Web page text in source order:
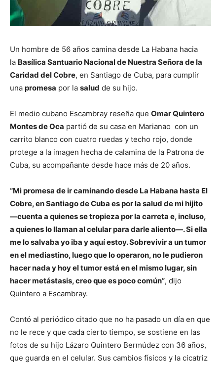
Un hombre de 56 años camina desde La Habana hacia
la Basílica Santuario Nacional de Nuestra Señora de la
Caridad del Cobre, en Santiago de Cuba, para cumplir
una promesa por la salud de su hijo.
El medio cubano Escambray reseña que Omar Quintero
Montes de Oca partió de su casa en Marianao con un
carrito blanco con cuatro ruedas y techo rojo, donde
protege a la imagen hecha de calamina de la Patrona de
Cuba, su acompañante desde hace más de 20 años.
“Mi promesa de ir caminando desde La Habana hasta El
Cobre, en Santiago de Cuba es por la salud de mi hijito
—cuenta a quienes se tropieza por la carreta e, incluso,
a quienes lo llaman al celular para darle aliento—. Si ella
me lo salvaba yo iba y aquí estoy. Sobrevivir a un tumor
en el mediastino, luego que lo operaron, no le pudieron
hacer nada y hoy el tumor está en el mismo lugar, sin
hacer metástasis, creo que es poco común”, dijo
Quintero a Escambray.
Contó al periódico citado que no ha pasado un día en que
no le rece y que cada cierto tiempo, se sostiene en las
fotos de su hijo Lázaro Quintero Bermúdez con 36 años,
que guarda en el celular. Sus cambios físicos y la cicatriz